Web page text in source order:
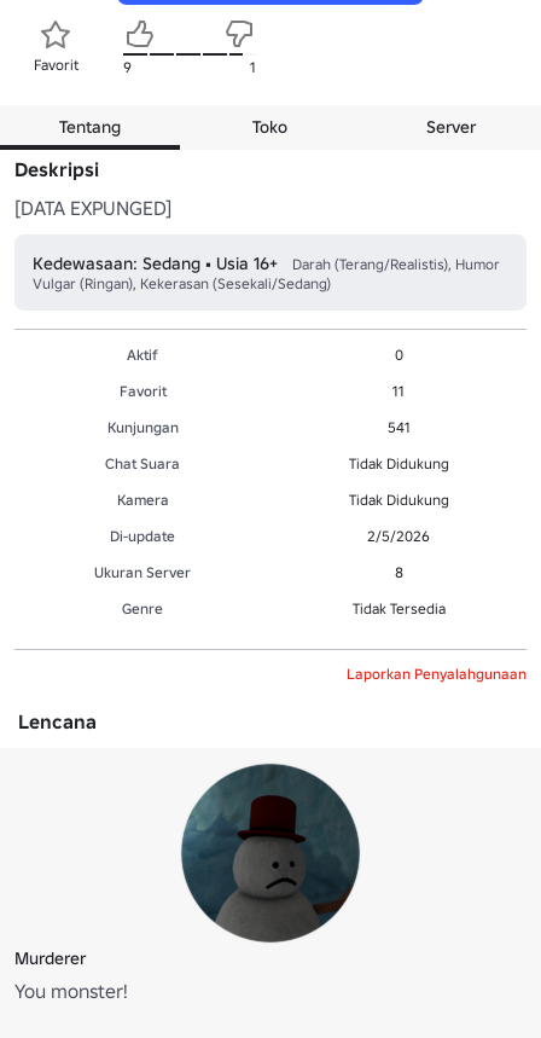
Favorit 9 1
Tentang Toko Server
Deskripsi
[DATA EXPUNGED]
Kedewasaan: Sedang • Usia 16+
Darah (Terang/Realistis), Humor
Vulgar (Ringan), Kekerasan (Sesekali/Sedang)
Aktif
0
Favorit
11
Kunjungan
541
Chat Suara
Tidak Didukung
Kamera
Tidak Didukung
Di-update
2/5/2026
Ukuran Server
8
Genre
Tidak Tersedia
Laporkan Penyalahgunaan
Lencana
Murderer
You monster!